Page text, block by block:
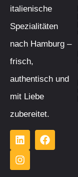
italienische
Spezialitäten
nach Hamburg –
frisch,
authentisch und
mit Liebe
zubereitet.